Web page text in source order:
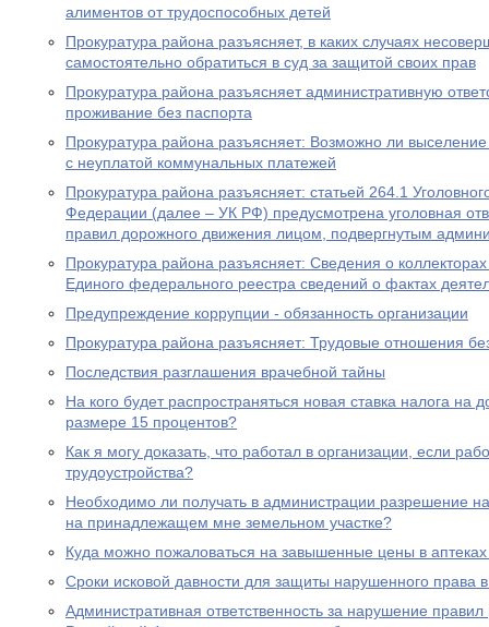
алиментов от трудоспособных детей
Прокуратура района разъясняет, в каких случаях
самостоятельно обратиться в суд за защитой своих прав
Прокуратура района разъясняет административную
проживание без паспорта
Прокуратура района разъясняет: Возможно ли
с неуплатой коммунальных платежей
Прокуратура района разъясняет: статьей 264.1
Федерации (далее – УК РФ) предусмотрена уголовная
правил дорожного движения лицом, подвергнутым
Прокуратура района разъясняет: Сведения о
Единого федерального реестра сведений о фактах
Предупреждение коррупции - обязанность организации
Прокуратура района разъясняет: Трудовые отношения
Последствия разглашения врачебной тайны
На кого будет распространяться новая ставка налога на
размере 15 процентов?
Как я могу доказать, что работал в организации, если
трудоустройства?
Необходимо ли получать в администрации разрешение
на принадлежащем мне земельном участке?
Куда можно пожаловаться на завышенные цены в
Сроки исковой давности для защиты нарушенного права
Административная ответственность за нарушение